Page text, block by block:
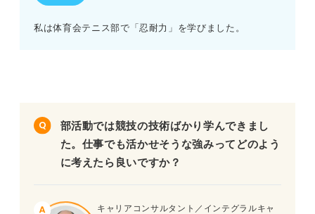
私は体育会テニス部で「忍耐力」を学びました。
部活動では競技の技術ばかり学んできまし
た。仕事でも活かせそうな強みってどのよう
に考えたら良いですか？
キャリアコンサルタント／インテグラルキャ